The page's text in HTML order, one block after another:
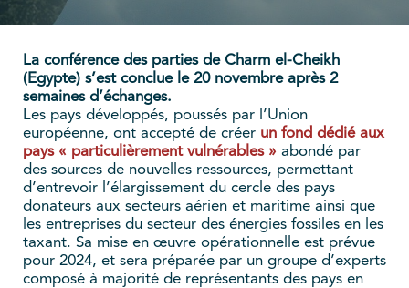
La conférence des parties de Charm el-Cheikh
(Egypte) s’est conclue le 20 novembre après 2
semaines d’échanges.
Les pays développés, poussés par l’Union
européenne, ont accepté de créer un fond dédié aux
pays « particulièrement vulnérables » abondé par
des sources de nouvelles ressources, permettant
d’entrevoir l’élargissement du cercle des pays
donateurs aux secteurs aérien et maritime ainsi que
les entreprises du secteur des énergies fossiles en les
taxant. Sa mise en œuvre opérationnelle est prévue
pour 2024, et sera préparée par un groupe d’experts
composé à majorité de représentants des pays en